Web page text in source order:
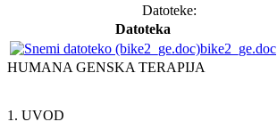
Datoteke:
Datoteka
bike2_ge.doc
HUMANA GENSKA TERAPIJA
1. UVOD